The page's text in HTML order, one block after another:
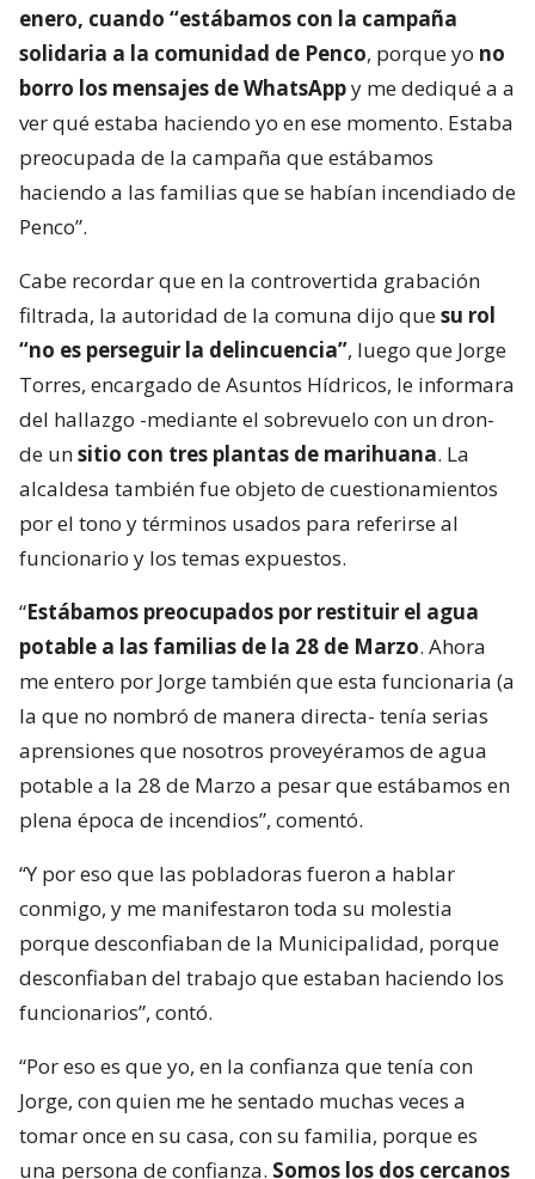
enero, cuando “estábamos con la campaña
solidaria a la comunidad de Penco, porque yo no
borro los mensajes de WhatsAppy me dediqué a a
ver qué estaba haciendo yo en ese momento. Estaba
preocupada de la campaña que estábamos
haciendo a las familias que se habían incendiado de
Penco”.
Cabe recordar que en la controvertida grabación
filtrada, la autoridad de la comuna dijo quesu rol
“no es perseguir la delincuencia”, luego que Jorge
Torres, encargado de Asuntos Hídricos, le informara
del hallazgo -mediante el sobrevuelo con un dron-
de unsitio con tres plantas de marihuana. La
alcaldesa también fue objeto de cuestionamientos
por el tono y términos usados para referirse al
funcionario y los temas expuestos.
“Estábamos preocupados por restituir el agua
potable a las familias de la 28 de Marzo. Ahora
me entero por Jorge también que esta funcionaria (a
la que no nombró de manera directa- tenía serias
aprensiones que nosotros proveyéramos de agua
potable a la 28 de Marzo a pesar que estábamos en
plena época de incendios”, comentó.
“Y por eso que las pobladoras fueron a hablar
conmigo, y me manifestaron toda su molestia
porque desconfiaban de la Municipalidad, porque
desconfiaban del trabajo que estaban haciendo los
funcionarios”, contó.
“Por eso es que yo, en la confianza que tenía con
Jorge, con quien me he sentado muchas veces a
tomar once en su casa, con su familia, porque es
una persona de confianza. Somos los dos cercanos